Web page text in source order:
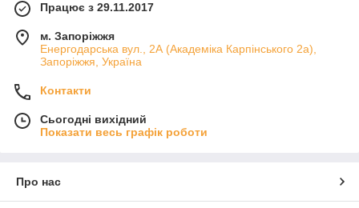
Працює з 29.11.2017
м. Запоріжжя
Енергодарська вул., 2А (Академіка Карпінського 2а),
Запоріжжя, Україна
Контакти
Сьогодні вихідний
Показати весь графік роботи
Про нас